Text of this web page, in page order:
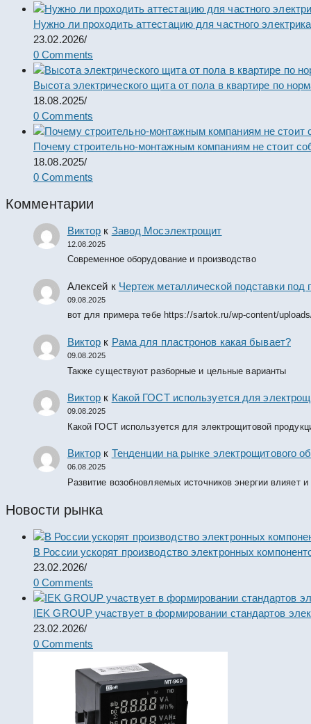
Нужно ли проходить аттестацию для частного
23.02.2026/
0 Comments
Высота электрического щита от пола в квартире по
18.08.2025/
0 Comments
Почему строительно-монтажным компаниям не стоит
18.08.2025/
0 Comments
Комментарии
Виктор к Завод Мосэлектрощит
12.08.2025
Современное оборудование и производство
Алексей к Чертеж металлической подставки
09.08.2025
вот для примера тебе https://sartok.ru/wp-content/
Виктор к Рама для пластронов какая бывает?
09.08.2025
Также существуют разборные и цельные варианты
Виктор к Какой ГОСТ используется для
09.08.2025
Какой ГОСТ используется для электрощитовой
Виктор к Тенденции на рынке электрощитового
06.08.2025
Развитие возобновляемых источников энергии влияет
Новости рынка
В России ускорят производство электронных
23.02.2026/
0 Comments
IEK GROUP участвует в формировании стандартов
23.02.2026/
0 Comments